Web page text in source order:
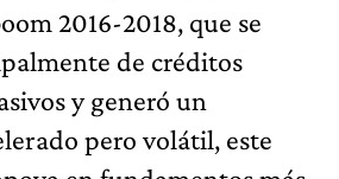
2016-2018, que se
de créditos
y generó un
pero volátil, este